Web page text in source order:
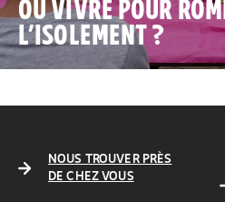
OÙ VIVRE POUR
L’ISOLEMENT ?
NOUS TROUVER PRÈS
DE CHEZ VOUS